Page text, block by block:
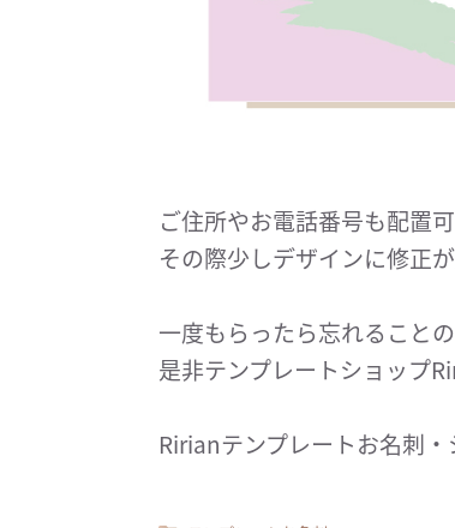
ご住所やお電話番号も配置可
その際少しデザインに修正
一度もらったら忘れること
是非テンプレートショップ
Ririanテンプレートお名刺